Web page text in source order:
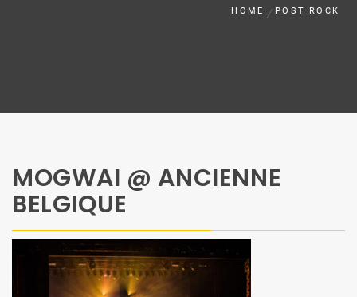
HOME POST ROCK
MOGWAI @ ANCIENNE
BELGIQUE